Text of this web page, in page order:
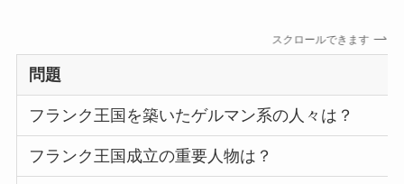
スクロールできます
問題
フランク王国を築いたゲルマン系の人々は？
フランク王国成立の重要人物は？